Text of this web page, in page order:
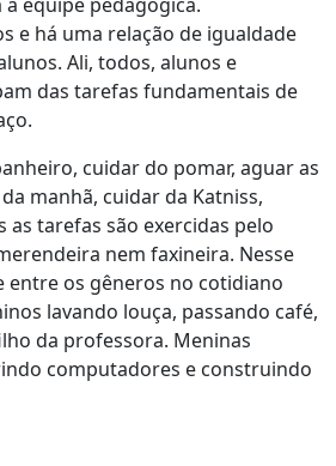
e há uma relação de igualdade
Ali, todos, alunos e
das tarefas fundamentais de
cuidar do pomar, aguar as
manhã, cuidar da Katniss,
as tarefas são exercidas pelo
nem faxineira. Nesse
entre os gêneros no cotidiano
lavando louça, passando café,
da professora. Meninas
computadores e construindo